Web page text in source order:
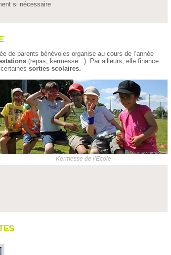
si nécessaire
de parents bénévoles organise au cours de l’année
(repas, kermesse...). Par ailleurs, elle finance
sorties scolaires.
Kermesse de l’Ecole